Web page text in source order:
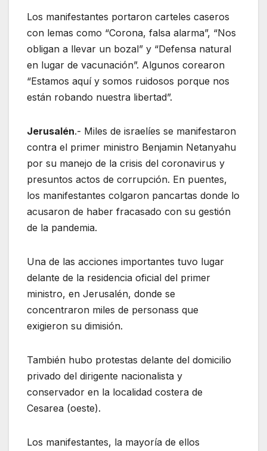
Los manifestantes portaron carteles caseros
con lemas como “Corona, falsa alarma”, “Nos
obligan a llevar un bozal” y “Defensa natural
en lugar de vacunación”. Algunos corearon
“Estamos aquí y somos ruidosos porque nos
están robando nuestra libertad”.
Jerusalén.- Miles de israelíes se manifestaron
contra el primer ministro Benjamin Netanyahu
por su manejo de la crisis del coronavirus y
presuntos actos de corrupción. En puentes,
los manifestantes colgaron pancartas donde lo
acusaron de haber fracasado con su gestión
de la pandemia.
Una de las acciones importantes tuvo lugar
delante de la residencia oficial del primer
ministro, en Jerusalén, donde se
concentraron miles de personass que
exigieron su dimisión.
También hubo protestas delante del domicilio
privado del dirigente nacionalista y
conservador en la localidad costera de
Cesarea (oeste).
Los manifestantes, la mayoría de ellos